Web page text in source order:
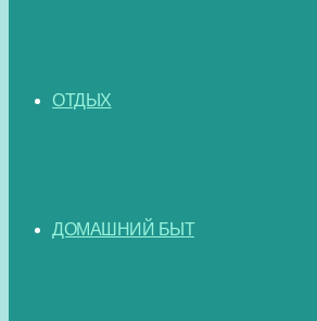
ОТДЫХ
ДОМАШНИЙ БЫТ